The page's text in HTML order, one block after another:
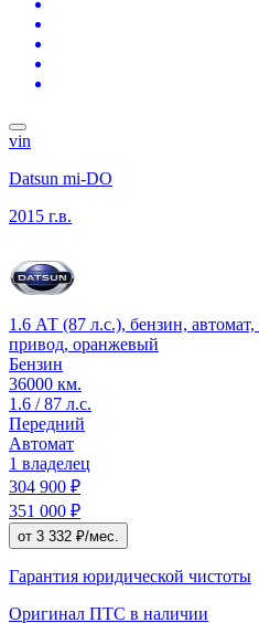
vin
Datsun mi-DO
2015 г.в.
1.6 АТ (87 л.с.), бензин,
привод, оранжевый
Бензин
36000 км.
1.6 / 87 л.с.
Передний
Автомат
1 владелец
304 900 ₽
351 000 ₽
от 3 332 ₽/мес.
Гарантия юридической чистоты
Оригинал ПТС в наличии